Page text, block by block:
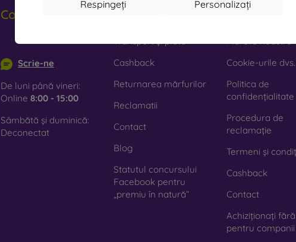
Personalizați
Respingeți
Contact
info@mobilonline.sk
Scrie-ne
De luni până vineri:
Online 8:00 - 15:00
Sâmbătă și duminică:
Deconectat
Cumpărături
Cashback
Returnarea mărfurilor
Reclamatii
Contact
Blog
Statutul concursului
Facebook pentru
„premiu în natură”
informație
Cookie-urile dvs.
Politica de
confidențialitate
Procedura de
reclamație
Termeni și
Cashback
Contact
Achiziționați fără
pentru companii